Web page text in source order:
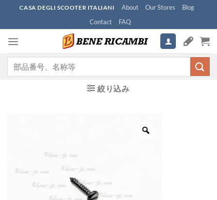
content
CASA DEGLI SCOOTER ITALIANI About Our Stores
Blog
Contact
FAQ
絞り込み